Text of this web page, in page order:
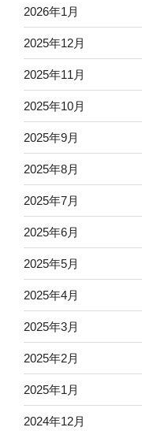
2026年1月
2025年12月
2025年11月
2025年10月
2025年9月
2025年8月
2025年7月
2025年6月
2025年5月
2025年4月
2025年3月
2025年2月
2025年1月
2024年12月